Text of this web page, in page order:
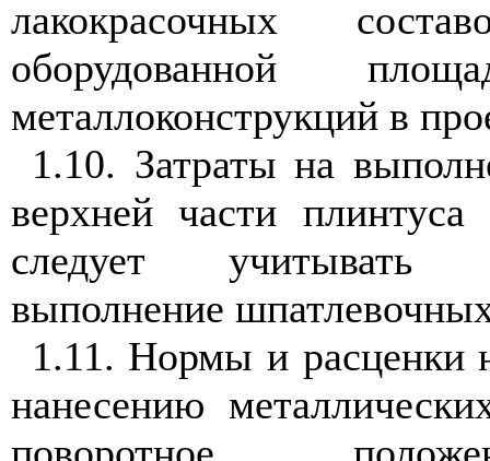
лакокрасочных
оборудованной
металлоконструкций в
1.10. Затраты на
верхней части
следует учитывать
выполнение
1.11. Нормы и расценки
нанесению